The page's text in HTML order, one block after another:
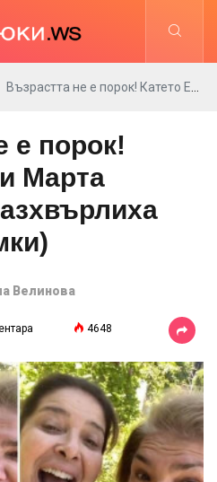
Възрастта не е порок! Катето Евро и Марта Вачкова се разхвърлиха топлес (Снимки)
е порок!
Марта
Велинова
4648